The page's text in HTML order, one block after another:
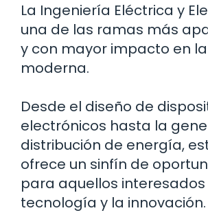
La Ingeniería Eléctrica y
una de las ramas más
y con mayor impacto en
moderna.
Desde el diseño de
electrónicos hasta la
distribución de energía,
ofrece un sinfín de
para aquellos interesados
tecnología y la innovación.